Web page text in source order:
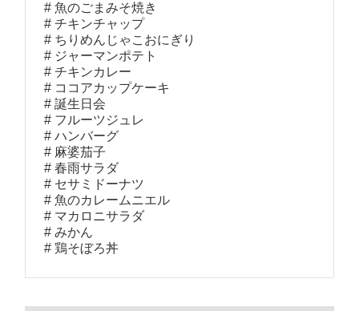
魚のごまみそ焼き
チキンチャップ
ちりめんじゃこおにぎり
ジャーマンポテト
チキンカレー
ココアカップケーキ
誕生日会
フルーツジュレ
ハンバーグ
麻婆茄子
春雨サラダ
セサミドーナツ
魚のカレームニエル
マカロニサラダ
みかん
鶏そぼろ丼